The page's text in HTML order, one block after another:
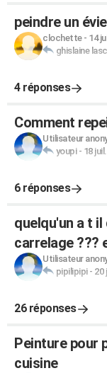
peindre un
clochette- 14
ghislaine
4 réponses
Comment
Utilisateur
youpi- 18
6 réponses
quelqu'un a t
carrelage ???
Utilisateur
pipilipipi- 20
26 réponses
Peinture pour
cuisine